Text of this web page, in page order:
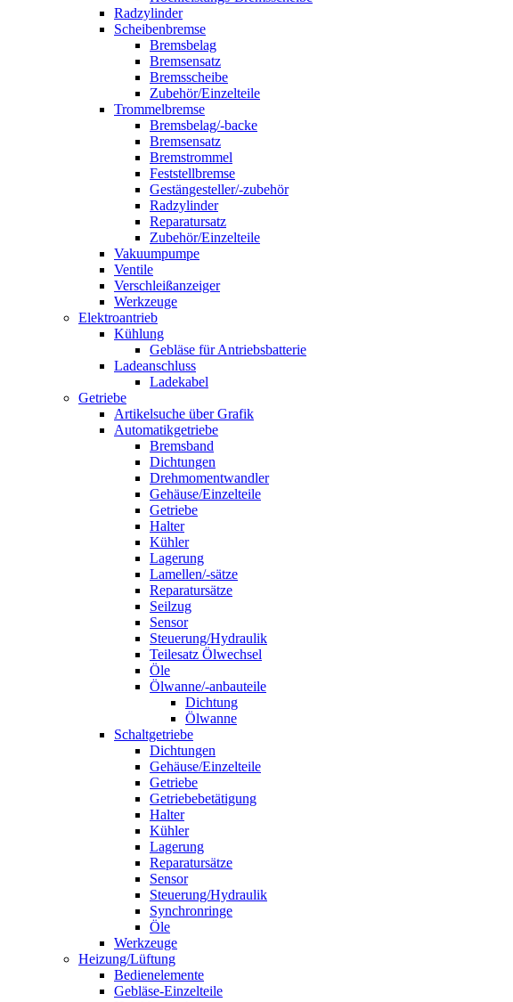
Radzylinder
Scheibenbremse
Bremsbelag
Bremsensatz
Bremsscheibe
Zubehör/Einzelteile
Trommelbremse
Bremsbelag/-backe
Bremsensatz
Bremstrommel
Feststellbremse
Gestängesteller/-zubehör
Radzylinder
Reparatursatz
Zubehör/Einzelteile
Vakuumpumpe
Ventile
Verschleißanzeiger
Werkzeuge
Elektroantrieb
Kühlung
Gebläse für Antriebsbatterie
Ladeanschluss
Ladekabel
Getriebe
Artikelsuche über Grafik
Automatikgetriebe
Bremsband
Dichtungen
Drehmomentwandler
Gehäuse/Einzelteile
Getriebe
Halter
Kühler
Lagerung
Lamellen/-sätze
Reparatursätze
Seilzug
Sensor
Steuerung/Hydraulik
Teilesatz Ölwechsel
Öle
Ölwanne/-anbauteile
Dichtung
Ölwanne
Schaltgetriebe
Dichtungen
Gehäuse/Einzelteile
Getriebe
Getriebebetätigung
Halter
Kühler
Lagerung
Reparatursätze
Sensor
Steuerung/Hydraulik
Synchronringe
Öle
Werkzeuge
Heizung/Lüftung
Bedienelemente
Gebläse-Einzelteile